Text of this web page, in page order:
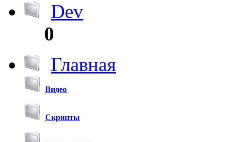
Dev
0
Главная
Видео
Скрипты